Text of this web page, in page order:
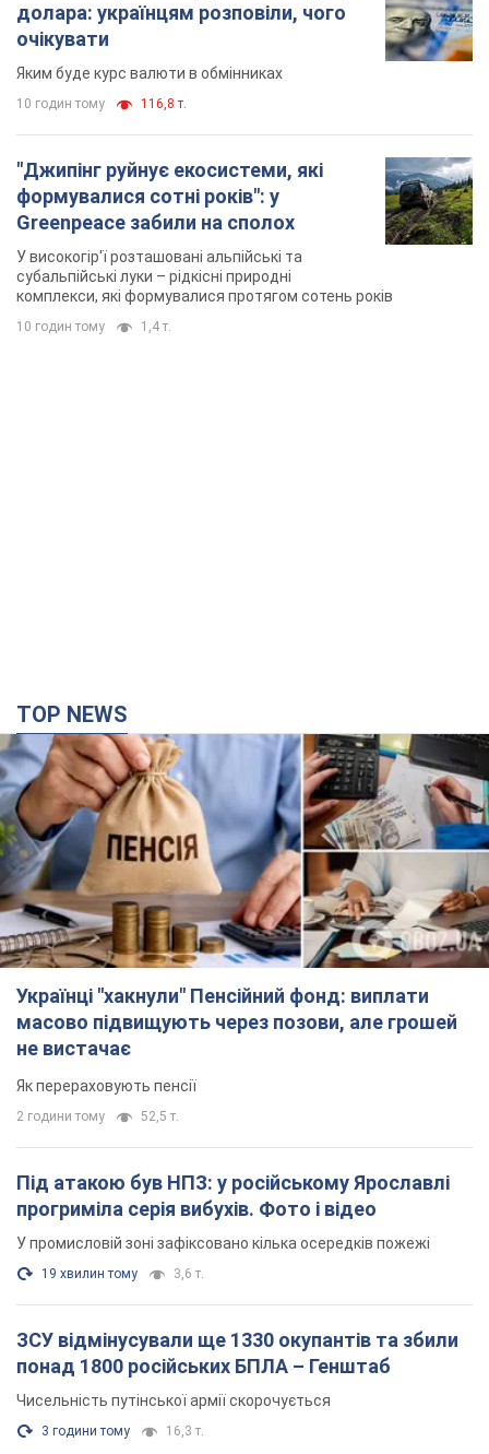
долара: українцям розповіли, чого
очікувати
Яким буде курс валюти в обмінниках
10 годин тому 116,8 т.
"Джипінг руйнує екосистеми, які
формувалися сотні років": у
Greenpeace забили на сполох
У високогір'ї розташовані альпійські та
субальпійські луки – рідкісні природні
комплекси, які формувалися протягом сотень років
10 годин тому 1,4 т.
TOP NEWS
Українці "хакнули" Пенсійний фонд: виплати
масово підвищують через позови, але грошей
не вистачає
Як перераховують пенсії
2 години тому 52,5 т.
Під атакою був НПЗ: у російському Ярославлі
прогриміла серія вибухів. Фото і відео
У промисловій зоні зафіксовано кілька осередків пожежі
19 хвилин тому 3,6 т.
ЗСУ відмінусували ще 1330 окупантів та збили
понад 1800 російських БПЛА – Генштаб
Чисельність путінської армії скорочується
3 години тому 16,3 т.